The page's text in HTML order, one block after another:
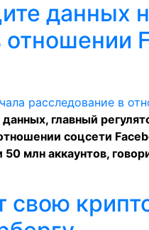
данных
отношении
главный
соцсети
млн аккаунтов,
свою